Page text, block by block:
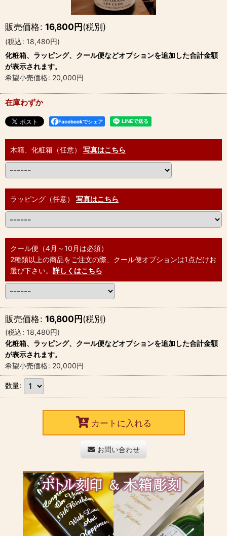
販売価格: 16,800円(税別)
(税込: 18,480円)
化粧箱、ラッピング、クール便などオプションを追加した合計金額
が表示されます。
希望小売価格: 20,000円
在庫わずか
Facebookでシェア
木箱、化粧箱（任意） 写真はこちら
ラッピング（任意） 写真はこちら
クール便（4月～10月は必須）
2種類以上の商品をご注文の際、クール便オプションは1点だけお
選び下さい。 詳しくはこちら
販売価格: 16,800円(税別)
(税込: 18,480円)
化粧箱、ラッピング、クール便などオプションを追加した合計金額
が表示されます。
希望小売価格: 20,000円
数量:
カートに入れる
お問い合わせ